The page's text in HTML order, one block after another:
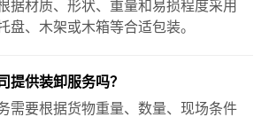
据材质、形状、重量和易损程度采用
盘、木架或木箱等合适包装。
提供装卸服务吗？
需要根据货物重量、数量、现场条件